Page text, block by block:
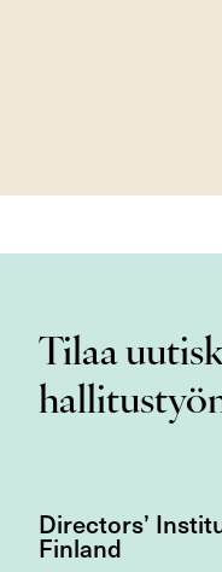
Tilaa
Directors’
Finland